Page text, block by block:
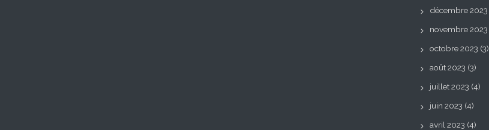
décembre 2023
novembre 2023
octobre 2023 (3)
août 2023 (3)
juillet 2023 (4)
juin 2023 (4)
avril 2023 (4)